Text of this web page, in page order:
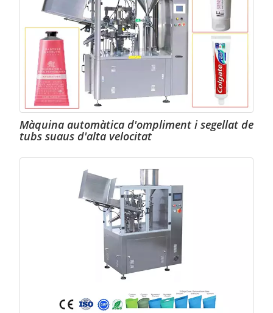
Màquina automàtica d'ompliment i segellat de
tubs suaus d'alta velocitat